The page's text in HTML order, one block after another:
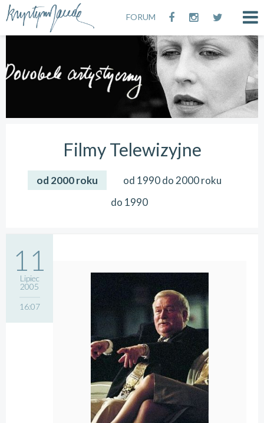
FORUM
Filmy Telewizyjne
od 2000 roku
od 1990 do 2000 roku
do 1990
11
Lipiec
2005
16:07